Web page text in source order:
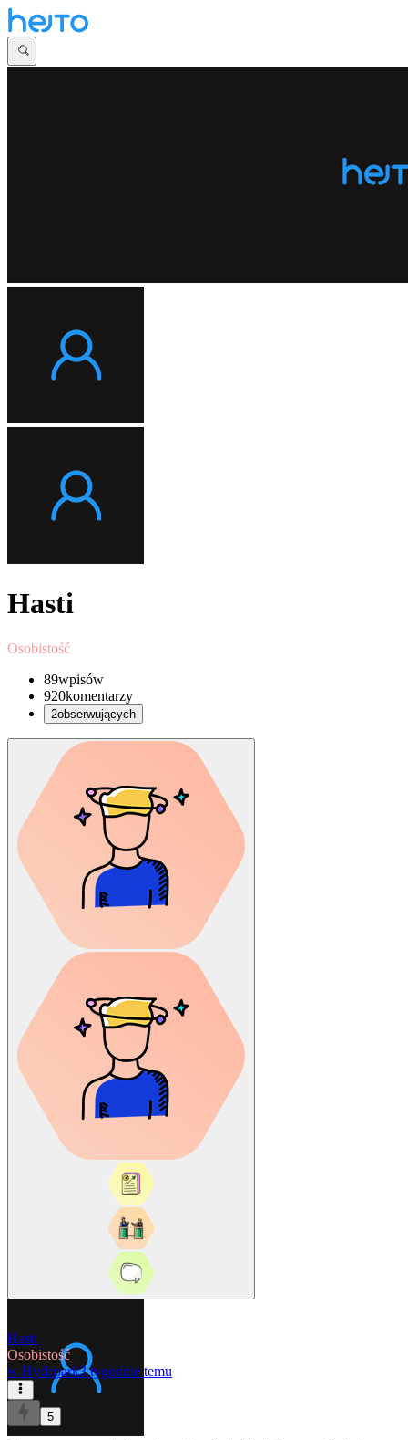
Hasti
Osobistość
89wpisów
920komentarzy
2obserwujących
Hasti
Osobistość
w Hydepark3 tygodnie temu
5